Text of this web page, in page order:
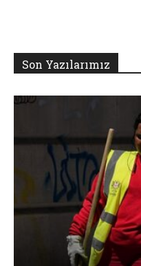
Son Yazılarımız